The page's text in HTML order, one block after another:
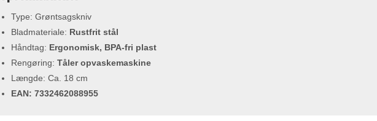
Type: Grøntsagskniv
Bladmateriale: Rustfrit stål
Håndtag: Ergonomisk, BPA-fri plast
Rengøring: Tåler opvaskemaskine
Længde: Ca. 18 cm
EAN: 7332462088955